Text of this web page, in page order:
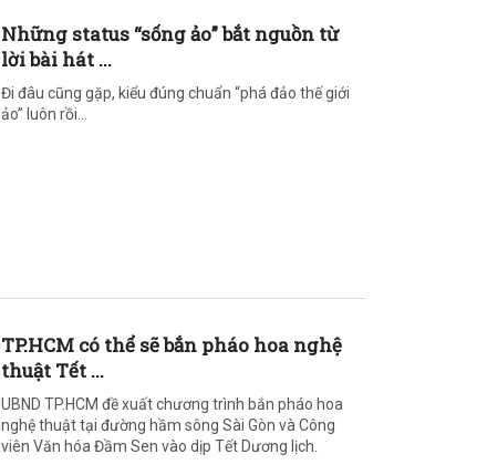
Những status “sống ảo” bắt nguồn từ
lời bài hát ...
Đi đâu cũng gặp, kiểu đúng chuẩn “phá đảo thế giới
ảo” luôn rồi…
TP.HCM có thể sẽ bắn pháo hoa nghệ
thuật Tết ...
UBND TP.HCM đề xuất chương trình bắn pháo hoa
nghệ thuật tại đường hầm sông Sài Gòn và Công
viên Văn hóa Đầm Sen vào dịp Tết Dương lịch.